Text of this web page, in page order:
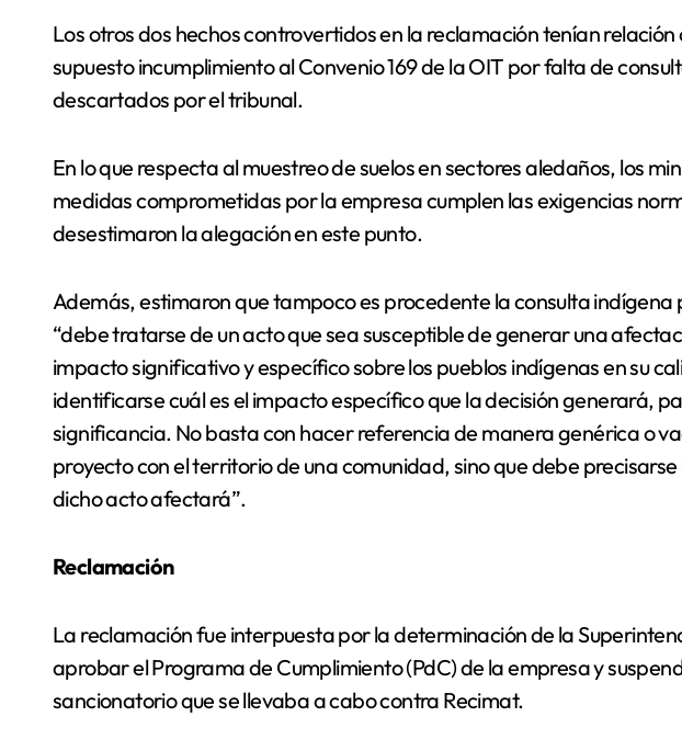
Los otros dos hechos controvertidos en la reclamación tenían relación
supuesto incumplimiento al Convenio 169 de la OIT por falta de
descartados por el tribunal.
En lo que respecta al muestreo de suelos en sectores aledaños, los
medidas comprometidas por la empresa cumplen las exigencias
desestimaron la alegación en este punto.
Además, estimaron que tampoco es procedente la consulta
“debe tratarse de un acto que sea susceptible de generar una
impacto significativo y específico sobre los pueblos indígenas en su
identificarse cuál es el impacto específico que la decisión generará,
significancia. No basta con hacer referencia de manera genérica o
proyecto con el territorio de una comunidad, sino que debe
dicho acto afectará”.
Reclamación
La reclamación fue interpuesta por la determinación de la
aprobar el Programa de Cumplimiento (PdC) de la empresa y
sancionatorio que se llevaba a cabo contra Recimat.